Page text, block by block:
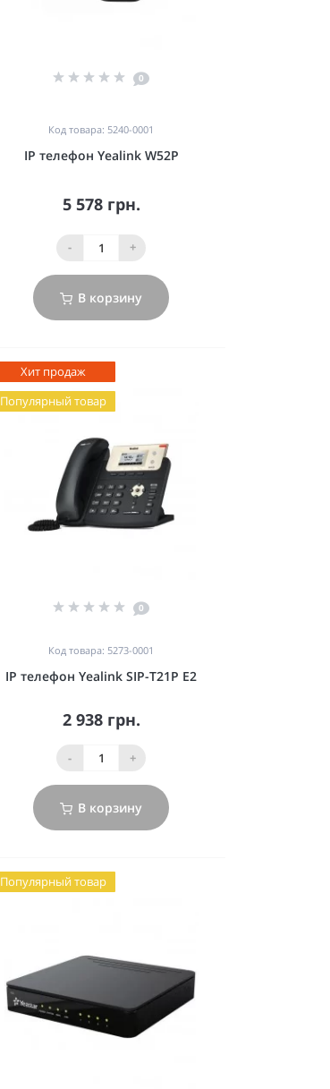
0
Код товара: 5240-0001
IP телефон Yealink W52P
5 578 грн.
- +
В корзину
Хит продаж
Популярный товар
0
Код товара: 5273-0001
IP телефон Yealink SIP-T21P E2
2 938 грн.
- +
В корзину
Популярный товар